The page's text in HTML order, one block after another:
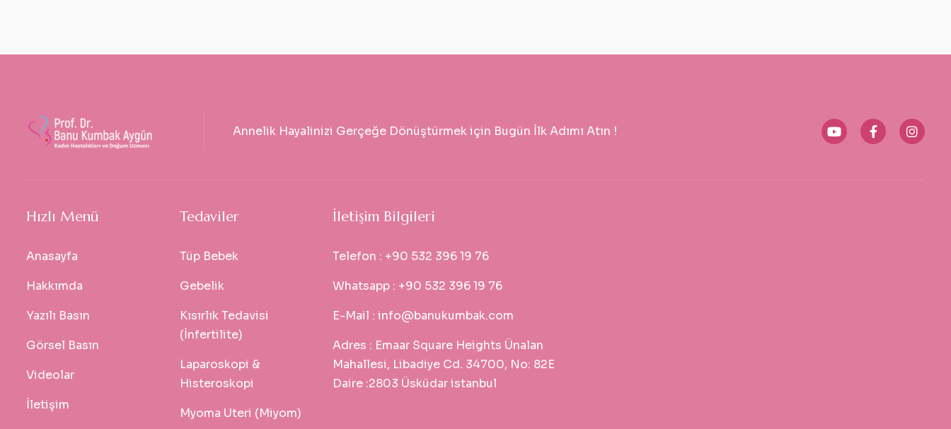
Annelik Hayalinizi Gerçeğe Dönüştürmek için Bugün İlk Adımı Atın !
Hızlı Menü
Anasayfa
Hakkımda
Yazılı Basın
Görsel Basın
Videolar
İletişim
Tedaviler
Tüp Bebek
Gebelik
Kısırlık Tedavisi
(İnfertilite)
Laparoskopi &
Histeroskopi
Myoma Uteri (Miyom)
İletişim Bilgileri
Telefon : +90 532 396 19 76
Whatsapp : +90 532 396 19 76
E-Mail :info@banukumbak.com
Adres : Emaar Square Heights Ünalan
Mahallesi, Libadiye Cd. 34700, No: 82E
Daire :2803 Üsküdar istanbul